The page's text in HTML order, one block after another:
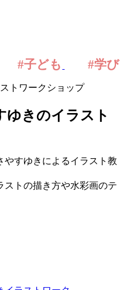
#子ども #学び
ゆきのイラスト
やすゆきによるイラスト教
ストの描き方や水彩画のテ